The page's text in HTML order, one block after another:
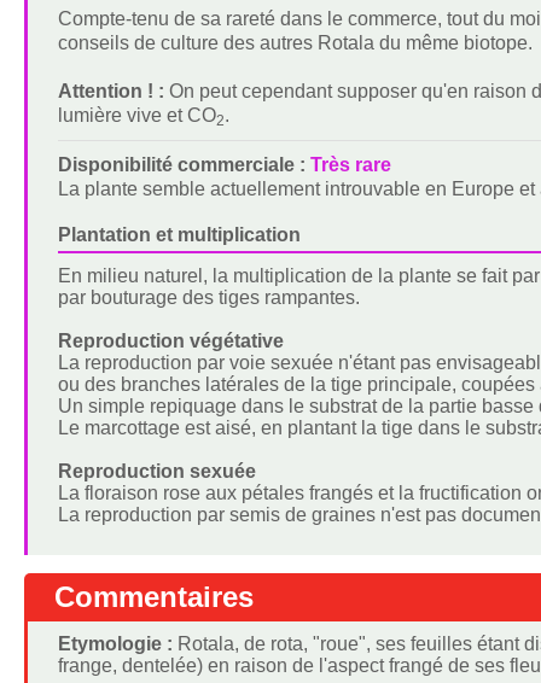
Compte-tenu de sa rareté dans le commerce, tout du
conseils de culture des autres Rotala du même biotope.
Attention ! : On peut cependant supposer qu'en raison
lumière vive et CO2.
Disponibilité commerciale : Très rare
La plante semble actuellement introuvable en Europe
Plantation et multiplication
En milieu naturel, la multiplication de la plante se fait
par bouturage des tiges rampantes.
Reproduction végétative
La reproduction par voie sexuée n'étant pas
ou des branches latérales de la tige principale,
Un simple repiquage dans le substrat de la partie
Le marcottage est aisé, en plantant la tige dans le
Reproduction sexuée
La floraison rose aux pétales frangés et la fructification
La reproduction par semis de graines n'est pas
Commentaires
Etymologie : Rotala, de rota, "roue", ses feuilles étant
frange, dentelée) en raison de l'aspect frangé de ses